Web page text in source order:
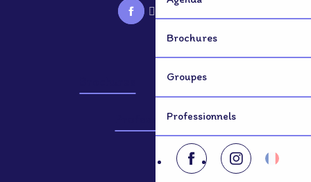
Brochures
Groupes
Professionnels
Groupes
Professionnels